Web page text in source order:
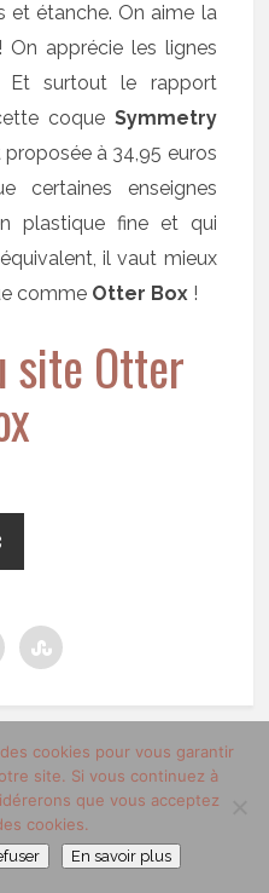
et étanche. On aime la
On apprécie les lignes
Et surtout le rapport
coqueSymmetry
à 34,95 euros
certaines enseignes
plastique fine et qui
il vaut mieux
comme Otter Box !
site Otter
cookies pour vous garantir
site. Si vous continuez à
que vous acceptez
cookies.
En savoir plus